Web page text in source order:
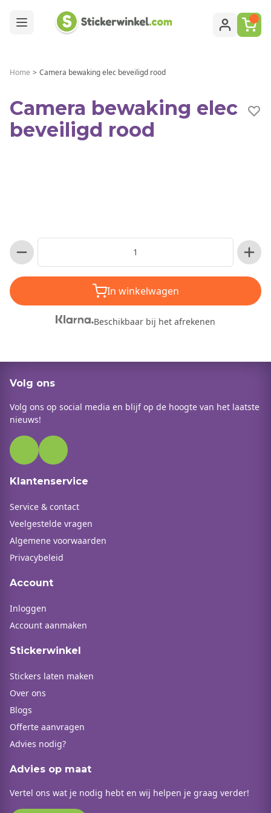
Home > Camera bewaking elec beveiligd rood
Camera bewaking elec
beveiligd rood
In winkelwagen
Beschikbaar bij het afrekenen
Volg ons
Volg ons op social media en blijf op de hoogte van het laatste
nieuws!
Klantenservice
Service & contact
Veelgestelde vragen
Algemene voorwaarden
Privacybeleid
Account
Inloggen
Account aanmaken
Stickerwinkel
Stickers laten maken
Over ons
Blogs
Offerte aanvragen
Advies nodig?
Advies op maat
Vertel ons wat je nodig hebt en wij helpen je graag verder!